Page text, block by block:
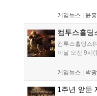
게임뉴스 | 윤
컴투스홀딩
컴투스홀딩스(
이날 오전 9시(
게임뉴스 | 박
1주년 앞둔